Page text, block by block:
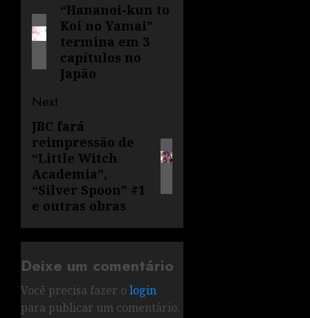
“Hananoi-kun to
Koi no Yamai”
termina em 3
capítulos no
Japão
Next
JBC fará
reimpressão de
“Little Witch
Academia”,
“Silver Spoon” #1
e outras obras
Deixe um comentário
Você precisa fazer o login
para publicar um comentário.